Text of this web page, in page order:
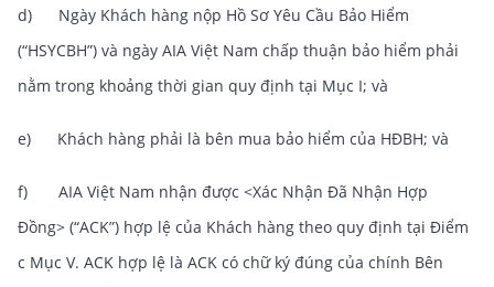
d) Ngày Khách hàng nộp Hồ Sơ Yêu Cầu Bảo Hiểm
(“HSYCBH”) và ngày AIA Việt Nam chấp thuận bảo hiểm phải
nằm trong khoảng thời gian quy định tại Mục I; và
e) Khách hàng phải là bên mua bảo hiểm của HĐBH; và
f) AIA Việt Nam nhận được <Xác Nhận Đã Nhận Hợp
Đồng> (“ACK”) hợp lệ của Khách hàng theo quy định tại Điểm
c Mục V. ACK hợp lệ là ACK có chữ ký đúng của chính Bên